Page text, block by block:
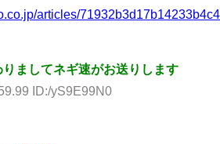
articles/
りましてネギ速がお送りします
ID:/yS9E99N0